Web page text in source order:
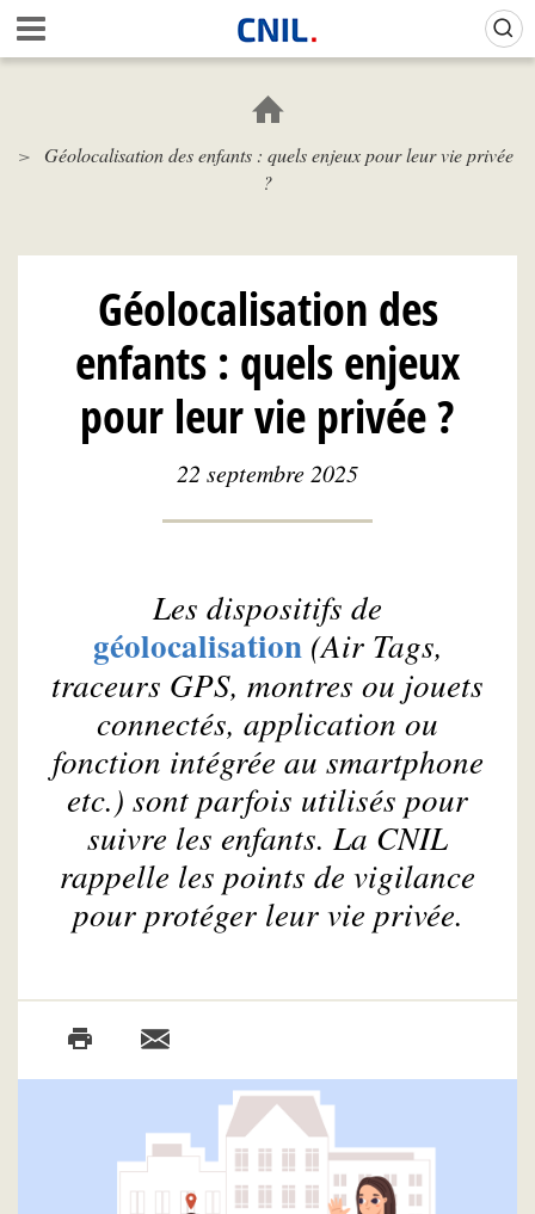
Aller
au
contenu
c
i
N
L
Géolocalisation des enfants : quels enjeux pour leur vie privée
?
Géolocalisation des
enfants : quels enjeux
pour leur vie privée ?
22 septembre 2025
Les dispositifs de
géolocalisation (Air Tags,
traceurs GPS, montres ou jouets
connectés, application ou
fonction intégrée au smartphone
etc.) sont parfois utilisés pour
suivre les enfants. La CNIL
rappelle les points de vigilance
pour protéger leur vie privée.
Gestion de vos préférences sur les cookies (témoins de connexion)